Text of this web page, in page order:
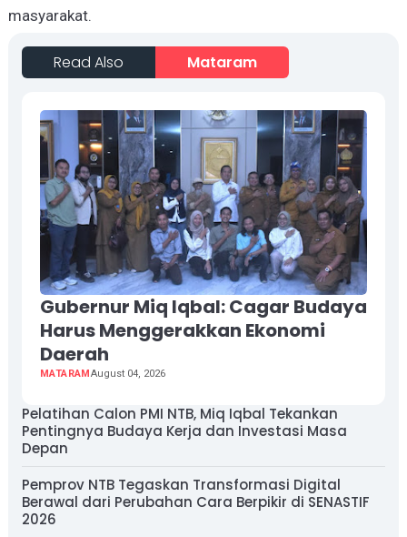
masyarakat.
Read Also Mataram
Gubernur Miq Iqbal: Cagar Budaya
Harus Menggerakkan Ekonomi
Daerah
MATARAMAugust 04, 2026
Pelatihan Calon PMI NTB, Miq Iqbal Tekankan
Pentingnya Budaya Kerja dan Investasi Masa
Depan
Pemprov NTB Tegaskan Transformasi Digital
Berawal dari Perubahan Cara Berpikir di SENASTIF
2026